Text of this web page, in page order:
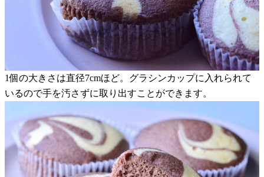
1個の大きさは直径7cmほど。グラシンカップに入れられて
いるので手を汚さずに取り出すことができます。